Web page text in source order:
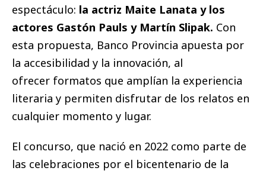
espectáculo: la actriz Maite Lanata y los
actores Gastón Pauls y Martín Slipak. Con
esta propuesta, Banco Provincia apuesta por
la accesibilidad y la innovación, al
ofrecer formatos que amplían la experiencia
literaria y permiten disfrutar de los relatos en
cualquier momento y lugar.
El concurso, que nació en 2022 como parte de
las celebraciones por el bicentenario de la